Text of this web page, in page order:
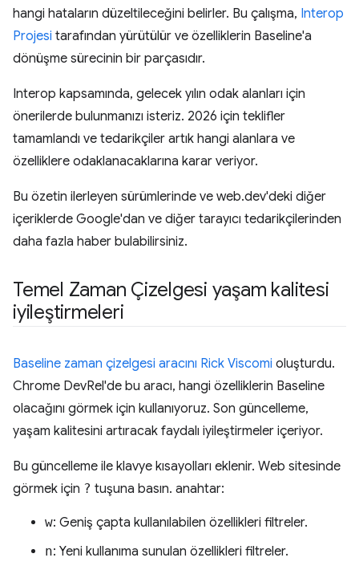
hangi hataların düzeltileceğini belirler. Bu çalışma, Interop
Projesi tarafından yürütülür ve özelliklerin Baseline'a
dönüşme sürecinin bir parçasıdır.
Interop kapsamında, gelecek yılın odak alanları için
önerilerde bulunmanızı isteriz. 2026 için teklifler
tamamlandı ve tedarikçiler artık hangi alanlara ve
özelliklere odaklanacaklarına karar veriyor.
Bu özetin ilerleyen sürümlerinde ve web.dev'deki diğer
içeriklerde Google'dan ve diğer tarayıcı tedarikçilerinden
daha fazla haber bulabilirsiniz.
Temel Zaman Çizelgesi yaşam kalitesi
iyileştirmeleri
Baseline zaman çizelgesi aracını Rick Viscomi oluşturdu.
Chrome DevRel'de bu aracı, hangi özelliklerin Baseline
olacağını görmek için kullanıyoruz. Son güncelleme,
yaşam kalitesini artıracak faydalı iyileştirmeler içeriyor.
Bu güncelleme ile klavye kısayolları eklenir. Web sitesinde
görmek için ? tuşuna basın. anahtar:
w: Geniş çapta kullanılabilen özellikleri filtreler.
n: Yeni kullanıma sunulan özellikleri filtreler.